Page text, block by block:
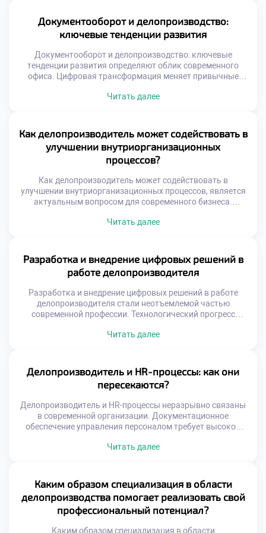
профессиональной компетенции современного
сотрудника. Понимание природы угроз позволяет
предотвращать проблемы до их возникновения. Риски
Документооборот и делопроизводство:
ключевые тенденции развития
Документооборот и делопроизводство: ключевые
тенденции развития определяют облик современного
офиса. Цифровая трансформация меняет привычные
уступают место интеллектуальным системам. Специалист
на рынке труда. Тенденции затрагивают не только
технику, но и процессы. Меняются стандарты
взаимодействия между сотрудниками и отделами.
Ускоряется […]
Читать далее
Как делопроизводитель может содействовать в
улучшении внутриорганизационных
процессов?
Как делопроизводитель может содействовать в
улучшении внутриорганизационных процессов, является
актуальным вопросом для современного бизнеса.
обладает уникальным обзором деятельности компании.
системные проблемы, скрытые от узких специалистов.
Делопроизводитель способен выступать агентом
позитивных организационных изменений. Его роль
трансформируется из исполнителя в оптимизатора […]
Читать далее
Разработка и внедрение цифровых решений в
работе делопроизводителя
Разработка и внедрение цифровых решений в работе
делопроизводителя стали неотъемлемой частью
современной профессии. Технологический прогресс
документацией и информацией. Специалист сегодня
экспертиза определяет успех автоматизации в любой
организации. Цифровизация требует глубокого
понимания специфики документооборота и бизнес-задач.
Простая покупка программного обеспечения […]
Читать далее
Делопроизводитель и HR-процессы: как они
пересекаются?
Делопроизводитель и HR-процессы неразрывно связаны
в современной организации. Документационное
обеспечение управления персоналом требует высокой
последствиям. Специалист по документам становится
Пересечение функций происходит на уровне
нормативного регулирования. Трудовое
законодательство диктует строгие правила оформления
бумаг. Делопроизводитель обеспечивает юридическую
Читать далее
Каким образом специализация в области
делопроизводства помогает реализовать свой
профессиональный потенциал?
Каким образом специализация в области